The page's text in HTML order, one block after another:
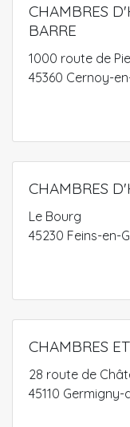
CHAMBRES
BARRE
1000 route de
45360 Cernoy-
CHAMBRES
Le Bourg
45230 Feins-en-
CHAMBRES
28 route de
45110 Germigny-